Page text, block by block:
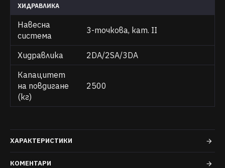
ХИДРАВЛИКА
Навесна
система
3-точкова, кат. II
Хидравлика
2DA/2SA/3DA
Капацитет
на повдигане
(кг)
2500
ХАРАКТЕРИСТИКИ
КОМЕНТАРИ